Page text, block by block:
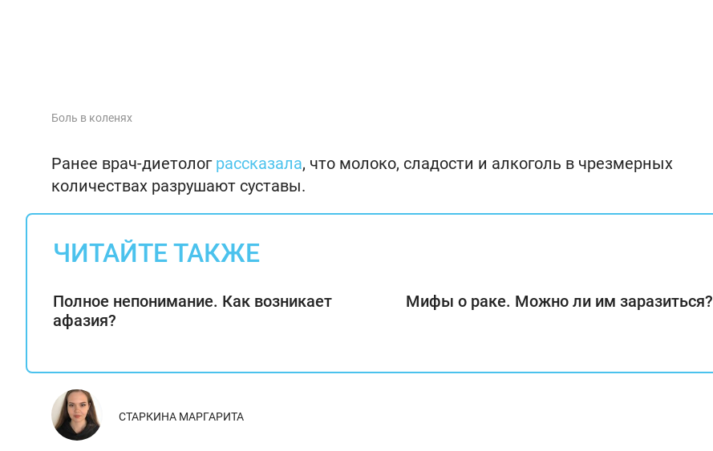
Боль в коленях
Ранее врач-диетолог рассказала, что молоко, сладости и алкоголь в чрезмерных
количествах разрушают суставы.
ЧИТАЙТЕ ТАКЖЕ
Полное непонимание. Как возникает
афазия?
Мифы о раке. Можно ли им заразиться?
СТАРКИНА МАРГАРИТА